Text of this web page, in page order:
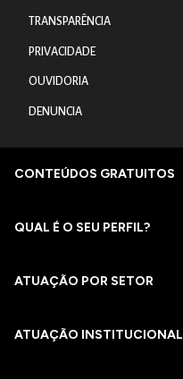
TRANSPARÊNCIA
PRIVACIDADE
OUVIDORIA
DENUNCIA
CONTEÚDOS GRATUITOS
QUAL É O SEU PERFIL?
ATUAÇÃO POR SETOR
ATUAÇÃO INSTITUCIONAL